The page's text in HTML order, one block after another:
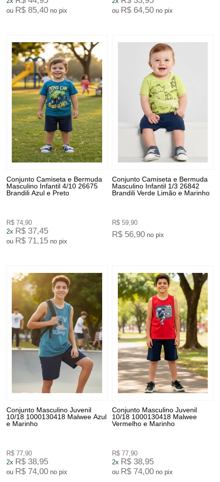
ou R$ 85,40 no pix ou R$ 64,50 no pix
Conjunto Camiseta e Bermuda
Masculino Infantil 4/10 26675
Brandili Azul e Preto
R$ 74,90
2x R$ 37,45
ou R$ 71,15 no pix
Conjunto Camiseta e Bermuda
Masculino Infantil 1/3 26842
Brandili Verde Limão e Marinho
R$ 59,90
R$ 56,90 no pix
Conjunto Masculino Juvenil
10/18 1000130418 Malwee Azul
e Marinho
R$ 77,90
2x R$ 38,95
ou R$ 74,00 no pix
Conjunto Masculino Juvenil
10/18 1000130418 Malwee
Vermelho e Marinho
R$ 77,90
2x R$ 38,95
ou R$ 74,00 no pix